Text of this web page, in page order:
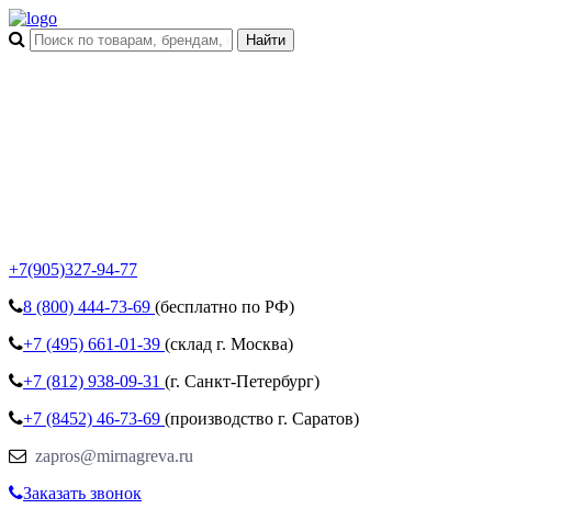
+7(905)327-94-77
8 (800) 444-73-69 (бесплатно по РФ)
+7 (495) 661-01-39 (склад г. Москва)
+7 (812) 938-09-31 (г. Санкт-Петербург)
+7 (8452) 46-73-69 (производство г. Саратов)
zapros@mirnagreva.ru
Заказать звонок